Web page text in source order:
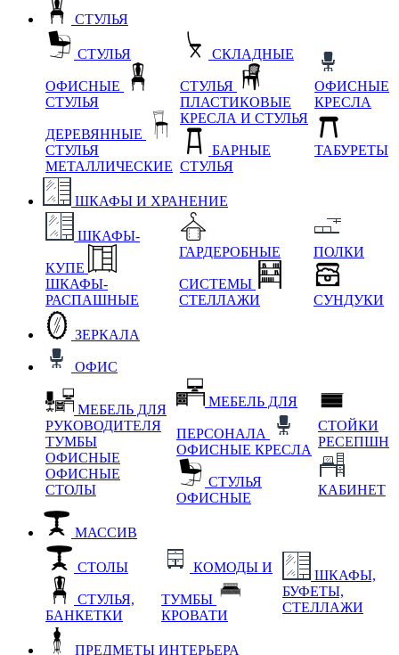
СТУЛЬЯ
СТУЛЬЯ
ОФИСНЫЕ
СТУЛЬЯ
ДЕРЕВЯННЫЕ
СТУЛЬЯ
МЕТАЛЛИЧЕСКИЕ
СКЛАДНЫЕ
СТУЛЬЯ
ПЛАСТИКОВЫЕ
КРЕСЛА И СТУЛЬЯ
БАРНЫЕ
СТУЛЬЯ
ОФИСНЫЕ
КРЕСЛА
ТАБУРЕТЫ
ШКАФЫ И ХРАНЕНИЕ
ШКАФЫ-
КУПЕ
ШКАФЫ-
РАСПАШНЫЕ
ГАРДЕРОБНЫЕ
СИСТЕМЫ
СТЕЛЛАЖИ
ПОЛКИ
СУНДУКИ
ЗЕРКАЛА
ОФИС
МЕБЕЛЬ ДЛЯ
РУКОВОДИТЕЛЯ
ТУМБЫ
ОФИСНЫЕ
ОФИСНЫЕ
СТОЛЫ
МЕБЕЛЬ ДЛЯ
ПЕРСОНАЛА
ОФИСНЫЕ КРЕСЛА
СТУЛЬЯ
ОФИСНЫЕ
СТОЙКИ
РЕСЕПШН
КАБИНЕТ
МАССИВ
СТОЛЫ
СТУЛЬЯ,
БАНКЕТКИ
КОМОДЫ И
ТУМБЫ
КРОВАТИ
ШКАФЫ,
БУФЕТЫ,
СТЕЛЛАЖИ
ПРЕДМЕТЫ ИНТЕРЬЕРА